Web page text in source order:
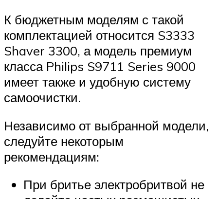
К бюджетным моделям с такой
комплектацией относится S3333
Shaver 3300, а модель премиум
класса Philips S9711 Series 9000
имеет также и удобную систему
самоочистки.
Независимо от выбранной модели,
следуйте некоторым
рекомендациям:
При бритье электробритвой не